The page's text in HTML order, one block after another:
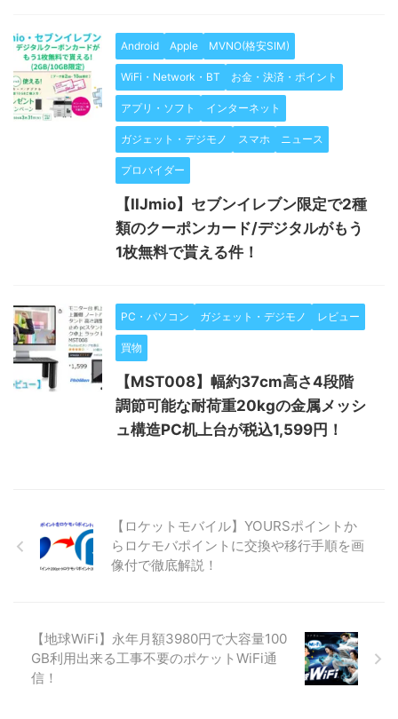
Android Apple MVNO(格安SIM)
WiFi・Network・BT お金・決済・ポイント
アプリ・ソフト インターネット
ガジェット・デジモノ スマホ ニュース
プロバイダー
【IIJmio】セブンイレブン限定で2種
類のクーポンカード/デジタルがもう
1枚無料で貰える件！
PC・パソコン ガジェット・デジモノ レビュー
買物
【MST008】幅約37cm高さ4段階
調節可能な耐荷重20kgの金属メッシ
ュ構造PC机上台が税込1,599円！
【ロケットモバイル】YOURSポイントか
らロケモバポイントに交換や移行手順を画
像付で徹底解説！
【地球WiFi】永年月額3980円で大容量100
GB利用出来る工事不要のポケットWiFi通
信！